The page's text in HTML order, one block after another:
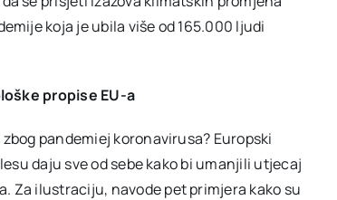
koja je ubila više od 165.000 ljudi
propise EU-a
pandemiej koronavirusa? Europski
daju sve od sebe kako bi umanjili utjecaj
Za ilustraciju, navode pet primjera kako su